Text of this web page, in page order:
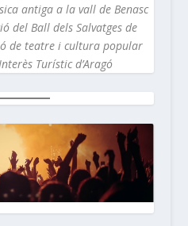
antiga a la vall de Benasc
del Ball dels Salvatges de
de teatre i cultura popular
Turístic d’Aragó